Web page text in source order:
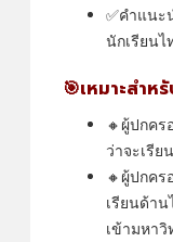
✅คำแนะ
นักเรียน
🎯เหมาะสำห
🔸ผู้ปกคร
ว่าจะเรี
🔸ผู้ปกคร
เรียนด้า
เข้ามหา